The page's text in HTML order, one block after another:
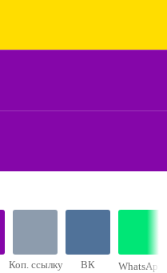
Коп. ссылку ВК WhatsApp